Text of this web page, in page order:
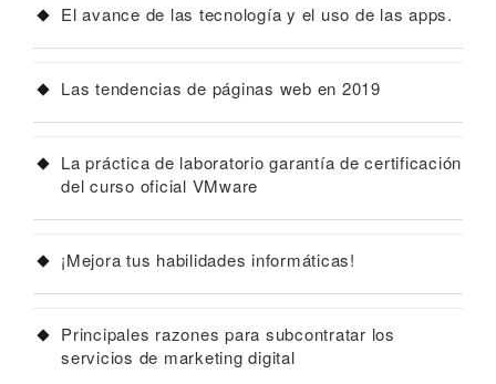
El avance de las tecnología y el uso de las apps.
Las tendencias de páginas web en 2019
La práctica de laboratorio garantía de certificación
del curso oficial VMware
¡Mejora tus habilidades informáticas!
Principales razones para subcontratar los
servicios de marketing digital